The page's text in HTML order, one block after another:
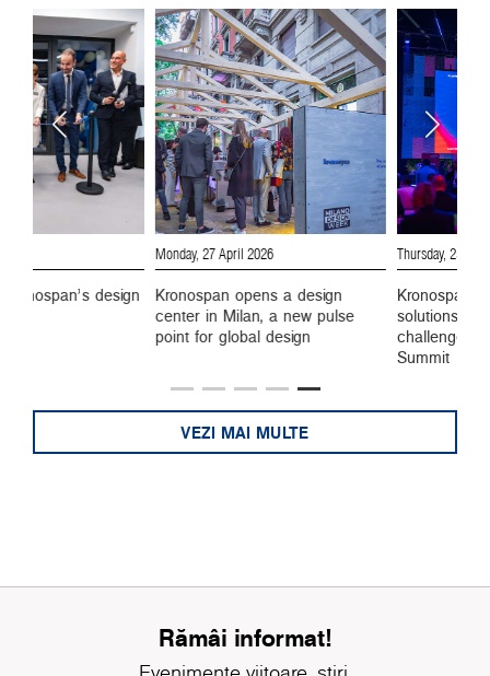
design
Monday, 27 April 2026
Kronospan opens a design
center in Milan, a new pulse
point for global design
Thursday, 25 June
Kronospan
solutions for
challenge at
Summit
VEZI MAI MULTE
Rămâi informat!